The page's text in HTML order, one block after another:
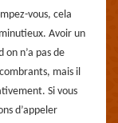
vous, cela
Avoir un
n’a pas de
mais il
Si vous
d’appeler